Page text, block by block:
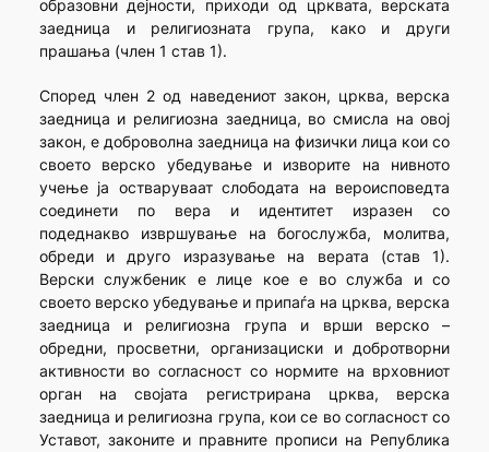
образовни дејности, приходи од црквата, верската
заедница и религиозната група, како и други
прашања (член 1 став 1).
Според член 2 од наведениот закон, црква, верска
заедница и религиозна заедница, во смисла на овој
закон, е доброволна заедница на физички лица кои со
своето верско убедување и изворите на нивното
учење ја остваруваат слободата на вероисповедта
соединети по вера и идентитет изразен со
подеднакво извршување на богослужба, молитва,
обреди и друго изразување на верата (став 1).
Верски службеник е лице кое е во служба и со
своето верско убедување и припаѓа на црква, верска
заедница и религиозна група и врши верско –
обредни, просветни, организациски и добротворни
активности во согласност со нормите на врховниот
орган на својата регистрирана црква, верска
заедница и религиозна група, кои се во согласност со
Уставот, законите и правните прописи на Република